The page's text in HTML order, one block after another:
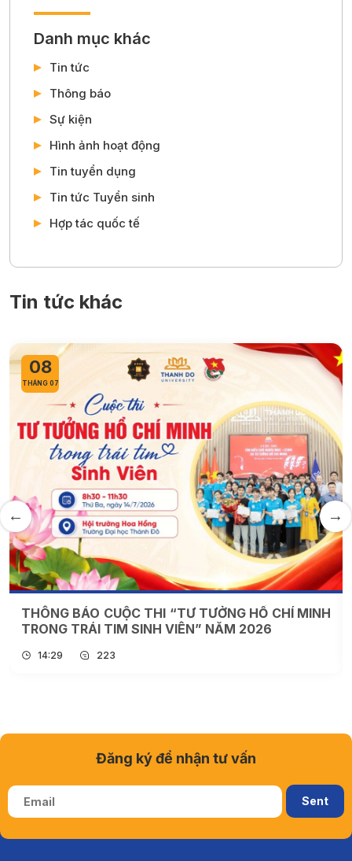
Danh mục khác
Tin tức
Thông báo
Sự kiện
Hình ảnh hoạt động
Tin tuyển dụng
Tin tức Tuyển sinh
Hợp tác quốc tế
Tin tức khác
CHÍ MINH
25
THÁNG 06
MỞ LỚP CẬP NHẬT KIẾN THỨC
DƯỢC TRONG THÁNG 07/2026
Đăng ký để nhận tư vấn